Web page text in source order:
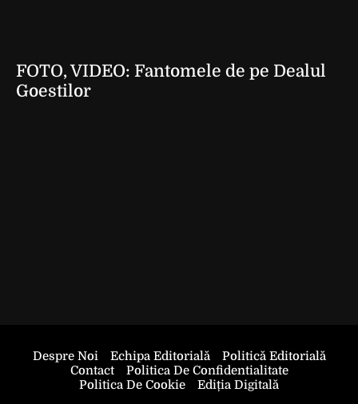
FOTO, VIDEO: Fantomele de pe Dealul
Goestilor
Despre Noi Echipa Editorială
Politică Editorială
Contact
Politica De Confidentialitate
Politica De Cookie
Ediția Digitală